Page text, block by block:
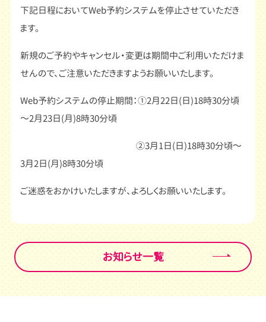
下記日程においてWeb予約システムを停止させていただき
ます。
新規のご予約やキャンセル・変更は期間中ご利用いただけま
せんので、ご注意いただきますようお願いいたします。
Web予約システムの停止期間：①2月22日(日)18時30分頃
～2月23日(月)8時30分頃
②3月1日(日)18時30分頃～
3月2日(月)8時30分頃
ご迷惑をおかけいたしますが、よろしくお願いいたします。
お知らせ一覧